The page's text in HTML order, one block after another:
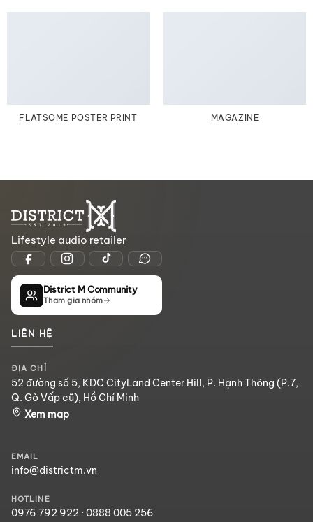
FLATSOME POSTER PRINT MAGAZINE
Lifestyle audio retailer
District M Community
Tham gia nhóm
LIÊN HỆ
ĐỊA CHỈ
52 đường số 5, KDC CityLand Center Hill, P. Hạnh Thông (P.7,
Q. Gò Vấp cũ), Hồ Chí Minh
Xem map
EMAIL
info@districtm.vn
HOTLINE
0976 792 922 · 0888 005 256